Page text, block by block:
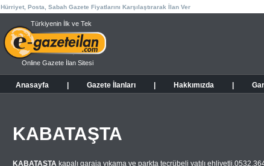
Hürriyet, Posta, Sabah Gazete Fiyatlarını Karşılaştırarak İlan Ver
Türkiyenin İlk ve Tek
Online Gazete İlan Sitesi
Anasayfa Gazete İlanları Hakkımızda
KABATAŞTA
KABATAŞTA kapalı garaja yıkama ve parkta tecrübeli yatılı